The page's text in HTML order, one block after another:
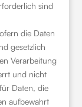
sind
die Daten
gesetzlich
Verarbeitung
und nicht
Daten, die
aufbewahrt